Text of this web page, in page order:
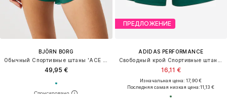
BJÖRN BORG
49,95 €
ПРЕДЛОЖЕНИЕ
ADIDAS PERFORMANCE
16,11 €
Изначальная цена: 17,90 €
Последняя самая низкая цена:11,13 €